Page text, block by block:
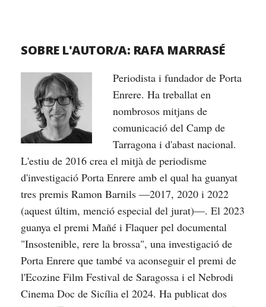
SOBRE L'AUTOR/A: RAFA MARRASÉ
Periodista i fundador de Porta
Enrere. Ha treballat en
nombrosos mitjans de
comunicació del Camp de
Tarragona i d'abast nacional.
L'estiu de 2016 crea el mitjà de periodisme
d'investigació Porta Enrere amb el qual ha guanyat
tres premis Ramon Barnils —2017, 2020 i 2022
(aquest últim, menció especial del jurat)—. El 2023
guanya el premi Mañé i Flaquer pel documental
"Insostenible, rere la brossa", una investigació de
Porta Enrere que també va aconseguir el premi de
l'Ecozine Film Festival de Saragossa i el Nebrodi
Cinema Doc de Sicília el 2024. Ha publicat dos